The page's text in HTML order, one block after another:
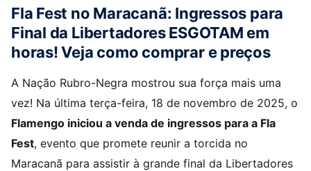
Fla Fest no Maracanã: Ingressos para
Final da Libertadores ESGOTAM em
horas! Veja como comprar e preços
A Nação Rubro-Negra mostrou sua força mais uma
vez! Na última terça-feira, 18 de novembro de 2025, o
Flamengo iniciou a venda de ingressos para a Fla
Fest, evento que promete reunir a torcida no
Maracanã para assistir à grande final da Libertadores